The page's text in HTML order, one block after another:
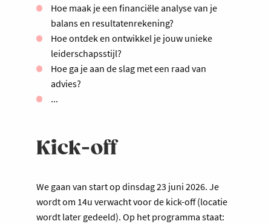
Hoe maak je een financiële analyse van je
balans en resultatenrekening?
Hoe ontdek en ontwikkel je jouw unieke
leiderschapsstijl?
Hoe ga je aan de slag met een raad van
advies?
...
Kick-off
We gaan van start op dinsdag 23 juni 2026. Je
wordt om 14u verwacht voor de kick-off (locatie
wordt later gedeeld). Op het programma staat: